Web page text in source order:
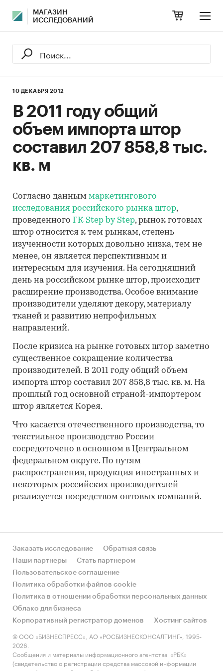
МАГАЗИН
ИССЛЕДОВАНИЙ
10 ДЕКАБРЯ 2012
В 2011 году общий
объем импорта штор
составил 207 858,8 тыс.
кв. м
Согласно данным маркетингового
исследования российского рынка штор,
проведенного ГК Step by Step, рынок готовых
штор относится к тем рынкам, степень
изученности которых довольно низка, тем не
менее, он является перспективным и
интересным для изучения. На сегодняшний
день на российском рынке штор, происходит
расширение производства. Особое внимание
производители уделяют декору, материалу
тканей и развитию непрофильных
направлений.
После кризиса на рынке готовых штор заметно
существенное сокращение количества
производителей. В 2011 году общий объем
импорта штор составил 207 858,8 тыс. кв. м. На
прошлый год основной страной-импортером
штор является Корея.
Что касается отечественного производства, то
текстильное производство России
сосредоточено в основном в Центральном
федеральном округе. По путям
распространения, продукция иностранных и
некоторых российских производителей
реализуется посредством оптовых компаний.
Заказать исследование
Обратная связь
Наши партнеры
Стать партнером
Пользовательское соглашение
Политика обработки файлов cookie
Политика в отношении обработки персональных данных
Облако для бизнеса
Корпоративный регистратор доменов
Хостинг сайтов
© ООО «БИЗНЕСПРЕСС», АО «РОСБИЗНЕСКОНСАЛТИНГ», 1995-
2026.
Сообщения и материалы информационного агентства «РБК»
(свидетельство о регистрации средства массовой информации